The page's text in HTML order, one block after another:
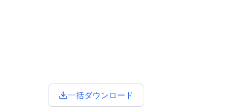
一括ダウンロード